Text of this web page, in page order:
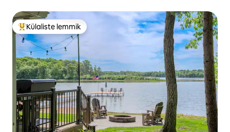
Külaliste suur lemmik
Külaliste lemmik